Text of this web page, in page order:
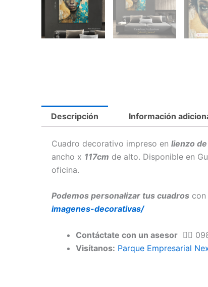
Descripción Información
Cuadro decorativo impreso en lienzo
ancho x 117cm de alto. Disponible en
oficina.
Podemos personalizar tus cuadros
imagenes-decorativas/
Contáctate con un asesor 👉🏻
Visítanos: Parque Empresarial